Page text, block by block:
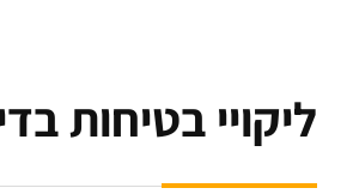
ליקויי בטיחות